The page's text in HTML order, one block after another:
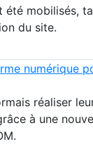
été mobilisés,
du site.
numérique
réaliser
à une